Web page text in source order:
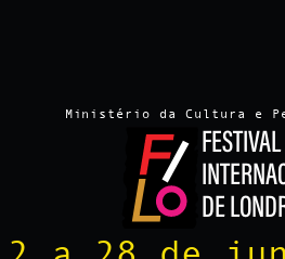
Ministério da Cultura e
FESTIVAL
DE